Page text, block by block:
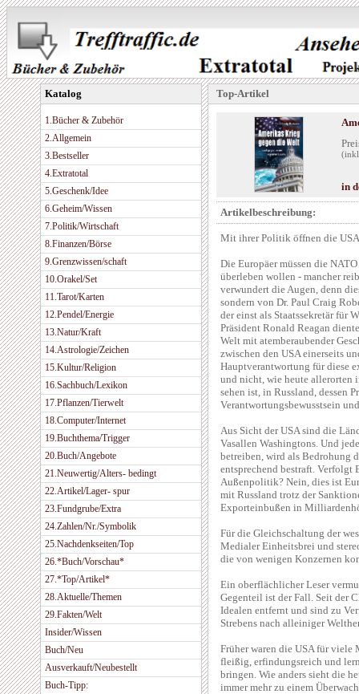
Katalog
1.Bücher & Zubehör
2.Allgemein
3.Bestseller
4.Extratotal
5.Geschenk/Idee
6.Geheim/Wissen
7.Politik/Wirtschaft
8.Finanzen/Börse
9.Grenzwissen/schaft
10.Orakel/Set
11.Tarot/Karten
12.Pendel/Energie
13.Natur/Kraft
14.Astrologie/Zeichen
15.Kultur/Religion
16.Sachbuch/Lexikon
17.Pflanzen/Tierwelt
18.Computer/Internet
19.Buchthema/Trigger
20.Buch/Angebote
21.Neuwertig/Alters- bedingt
22.Artikel/Lager- spur
23.Fundgrube/Extra
24.Zahlen/Nr./Symbolik
25.Nachdenkseiten/Top
26.*Buch/Vorschau*
27.*Top/Artikel*
28.Aktuelle/Themen
29.Fakten/Welt
Insider/Wissen
Buch/Neu
Ausverkauft/Neubestellt
Buch-Tipp:
Top-Artikel
in
Artikelbeschreibung:
Mit ihrer Politik öffnen die
Die Europäer müssen die
überleben wollen - mancher
verwundert die Augen, denn
sondern von Dr. Paul Craig
der einst als Staatssekretär für
Präsident Ronald Reagan
Welt mit atemberaubender
zwischen den USA einerseits
Hauptverantwortung für diese
und nicht, wie heute allerorten
sehen ist, in Russland, dessen
Verantwortungsbewusstsein
Aus Sicht der USA sind die
Vasallen Washingtons. Und
betreiben, wird als Bedrohung
entsprechend bestraft. Verfolgt
Außenpolitik? Nein, dies ist
mit Russland trotz der
Exporteinbußen in
Für die Gleichschaltung der
Medialer Einheitsbrei und
die von wenigen Konzernen
Ein oberflächlicher Leser
Gegenteil ist der Fall. Seit der
Idealen entfernt und sind zu
Strebens nach alleiniger
Früher waren die USA für viele
fleißig, erfindungsreich und
bringen. Wie anders sieht die
immer mehr zu einem